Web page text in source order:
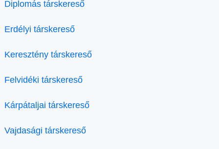
Diplomás társkereső
Erdélyi társkereső
Keresztény társkereső
Felvidéki társkereső
Kárpátaljai társkereső
Vajdasági társkereső